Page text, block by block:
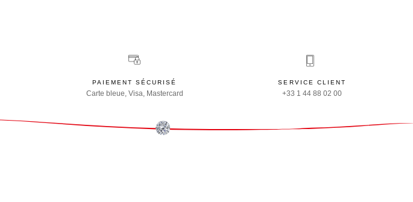
PAIEMENT SÉCURISÉ
Carte bleue, Visa, Mastercard
SERVICE CLIENT
+33 1 44 88 02 00